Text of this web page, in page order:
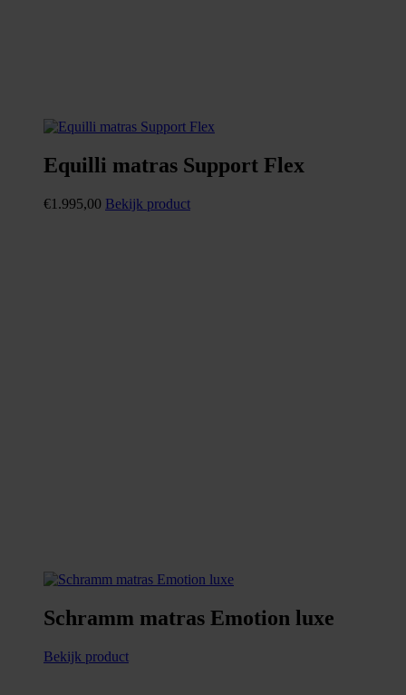
Equilli matras Support Flex
€1.995,00 Bekijk product
Schramm matras Emotion luxe
Bekijk product